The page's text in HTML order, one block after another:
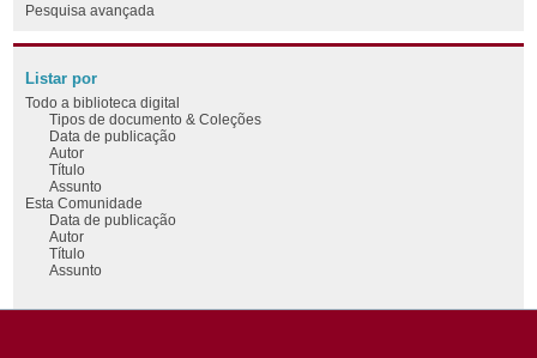
Pesquisa avançada
Listar por
Todo a biblioteca digital
Tipos de documento & Coleções
Data de publicação
Autor
Título
Assunto
Esta Comunidade
Data de publicação
Autor
Título
Assunto